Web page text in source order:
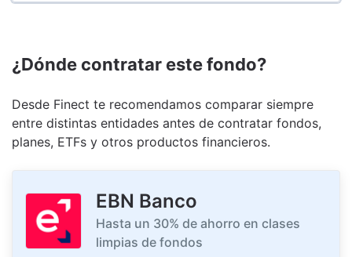
¿Dónde contratar este fondo?
Desde Finect te recomendamos comparar siempre
entre distintas entidades antes de contratar fondos,
planes, ETFs y otros productos financieros.
EBN Banco
Hasta un 30% de ahorro en clases
limpias de fondos